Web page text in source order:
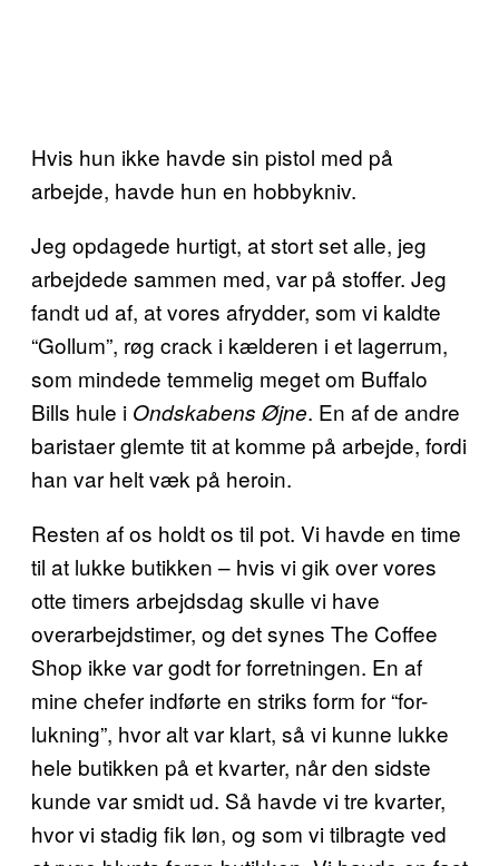
Hvis hun ikke havde sin pistol med på
arbejde, havde hun en hobbykniv.
Jeg opdagede hurtigt, at stort set alle, jeg
arbejdede sammen med, var på stoffer. Jeg
fandt ud af, at vores afrydder, som vi kaldte
“Gollum”, røg crack i kælderen i et lagerrum,
som mindede temmelig meget om Buffalo
Bills hule i Ondskabens Øjne. En af de andre
baristaer glemte tit at komme på arbejde, fordi
han var helt væk på heroin.
Resten af os holdt os til pot. Vi havde en time
til at lukke butikken – hvis vi gik over vores
otte timers arbejdsdag skulle vi have
overarbejdstimer, og det synes The Coffee
Shop ikke var godt for forretningen. En af
mine chefer indførte en striks form for “for-
lukning”, hvor alt var klart, så vi kunne lukke
hele butikken på et kvarter, når den sidste
kunde var smidt ud. Så havde vi tre kvarter,
hvor vi stadig fik løn, og som vi tilbragte ved